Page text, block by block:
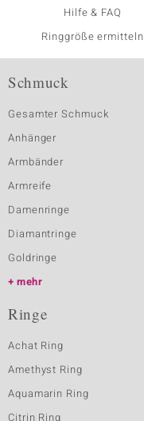
Hilfe & FAQ
Ringgröße ermitteln
Schmuck
Gesamter Schmuck
Anhänger
Armbänder
Armreife
Damenringe
Diamantringe
Goldringe
mehr
Ringe
Achat Ring
Amethyst Ring
Aquamarin Ring
Citrin Ring